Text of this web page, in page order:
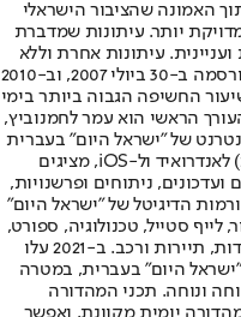
האמונה שהציבור הישראלי
יותר. עיתונות שמדברת
עיתונות אחרת וללא
תשלום. המהדורה המודפסת הראשונה פורסמה ב-30 ביולי 2007, וב-2010
החשיפה הגבוה ביותר בימי
הראשי הוא עמר לחמנוביץ,
של "ישראל היום" בעברית
ובאנגלית, כמו כן היישומונים (אפליקציות) לאנדרואיד ול-iOS, מציגים
ניתוחים ופרשנויות,
הדיגיטל של "ישראל היום"
לייף סטייל, טכנולוגיה, ספורט,
כלכלה וצרכנות, בריאות, חיילים, אוכל, יהדות, תיירות ורכב. ב-2021 עלו
היום" בעברית, במטרה
ונוחה. תכני המהדורה